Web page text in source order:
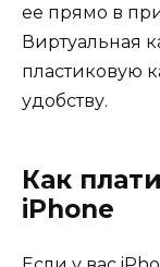
ее прямо в
Виртуальная
пластиковую
удобству.
Как
iPhone